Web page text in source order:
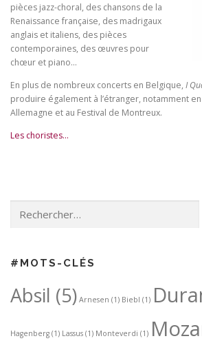
pièces jazz-choral, des chansons de la
Renaissance française, des madrigaux
anglais et italiens, des pièces
contemporaines, des œuvres pour
chœur et piano…
En plus de nombreux concerts en Belgique, I
produire également à l’étranger, notamment
Allemagne et au Festival de Montreux.
Les choristes…
#MOTS-CLÉS
Absil (5) Arnesen (1) Biebl (1)
Hagenberg (1) Lassus (1) Monteverdi (1)